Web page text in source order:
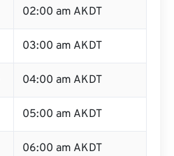
02:00 am AKDT
03:00 am AKDT
04:00 am AKDT
05:00 am AKDT
06:00 am AKDT